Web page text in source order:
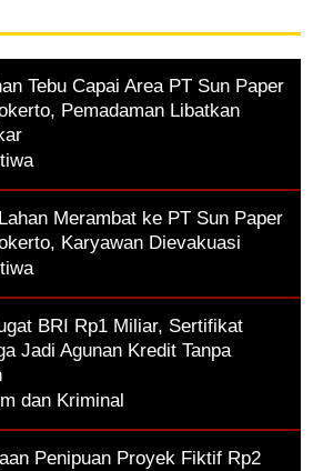
Tebu Capai Area PT Sun Paper
Pemadaman Libatkan
,
Merambat ke PT Sun Paper
Karyawan Dievakuasi
,
BRI Rp1 Miliar, Sertifikat
Jadi Agunan Kredit Tanpa
dan Kriminal
Penipuan Proyek Fiktif Rp2